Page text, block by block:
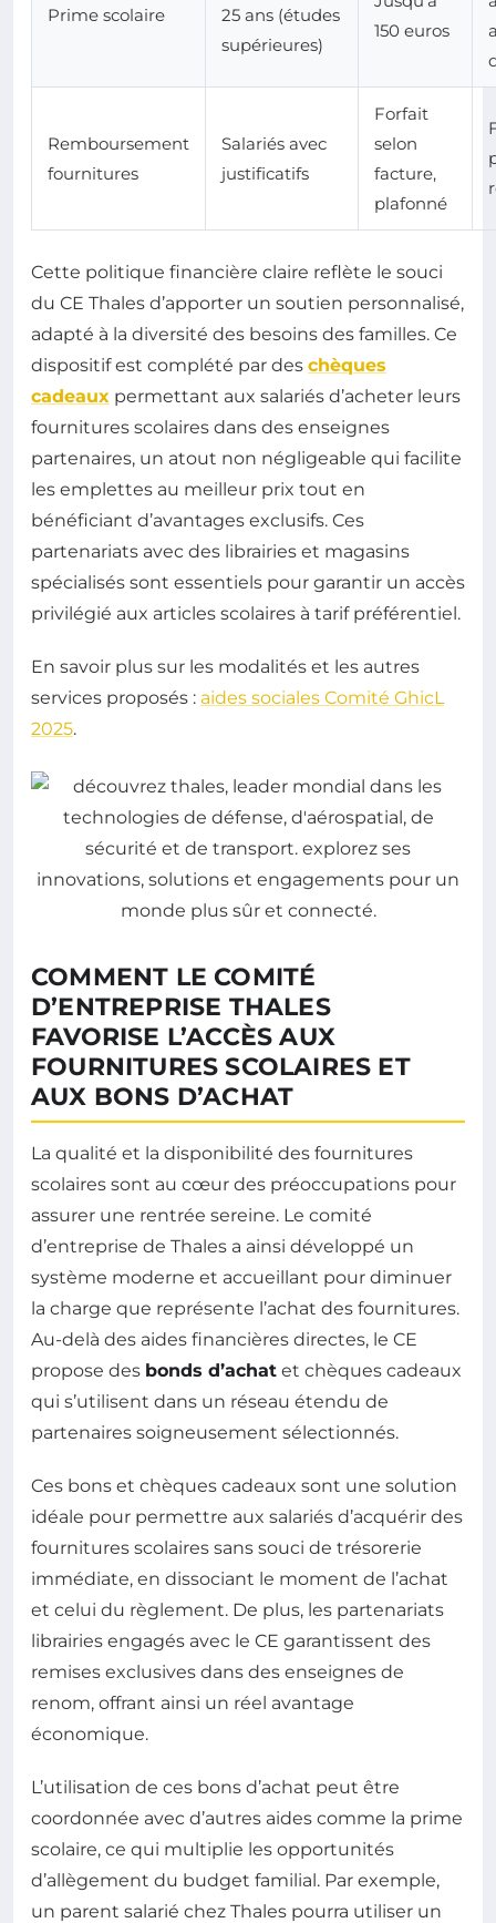
Prime scolaire
25 ans (études
supérieures)
150 euros
Remboursement
fournitures
Salariés avec
justificatifs
Forfait
selon
facture,
plafonné
Cette politique financière claire reflète le souci
du CE Thales d’apporter un soutien personnalisé,
adapté à la diversité des besoins des familles. Ce
dispositif est complété par des chèques
cadeaux permettant aux salariés d’acheter leurs
fournitures scolaires dans des enseignes
partenaires, un atout non négligeable qui facilite
les emplettes au meilleur prix tout en
bénéficiant d’avantages exclusifs. Ces
partenariats avec des librairies et magasins
spécialisés sont essentiels pour garantir un accès
privilégié aux articles scolaires à tarif préférentiel.
En savoir plus sur les modalités et les autres
services proposés : aides sociales Comité GhicL
2025.
COMMENT LE COMITÉ
D’ENTREPRISE THALES
FAVORISE L’ACCÈS AUX
FOURNITURES SCOLAIRES ET
AUX BONS D’ACHAT
La qualité et la disponibilité des fournitures
scolaires sont au cœur des préoccupations pour
assurer une rentrée sereine. Le comité
d’entreprise de Thales a ainsi développé un
système moderne et accueillant pour diminuer
la charge que représente l’achat des fournitures.
Au-delà des aides financières directes, le CE
propose des bonds d’achat et chèques cadeaux
qui s’utilisent dans un réseau étendu de
partenaires soigneusement sélectionnés.
Ces bons et chèques cadeaux sont une solution
idéale pour permettre aux salariés d’acquérir des
fournitures scolaires sans souci de trésorerie
immédiate, en dissociant le moment de l’achat
et celui du règlement. De plus, les partenariats
librairies engagés avec le CE garantissent des
remises exclusives dans des enseignes de
renom, offrant ainsi un réel avantage
économique.
L’utilisation de ces bons d’achat peut être
coordonnée avec d’autres aides comme la prime
scolaire, ce qui multiplie les opportunités
d’allègement du budget familial. Par exemple,
un parent salarié chez Thales pourra utiliser un